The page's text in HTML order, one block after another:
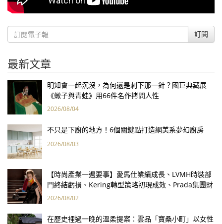
訂閱
最新文章
明知會一起沉沒，為何還是刺下那一針？國巨典藏展
《蠍子與青蛙》用66件名作拷問人性
2026/08/04
不只是下廚的地方！6個關鍵點打造網美系夢幻廚房
2026/08/03
【時尚產業一週要事】愛馬仕業績成長、LVMH時裝部
門終結虧損、Kering轉型策略初現成效、Prada集團財
報亮眼
2026/08/02
在歷史裡過一晚的溫柔提案：雲品「寶桑小町」以女性